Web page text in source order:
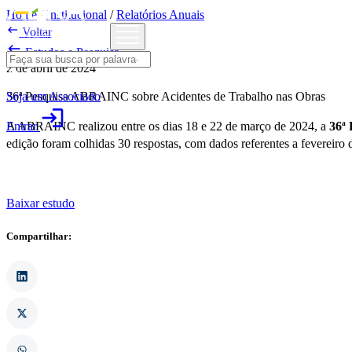
Seja um Associado
Entrarlogin
Home/Institucional /Relatórios Anuais
 Voltar
Estudos e Pesquisa
2 de abril de 2024
36ª Pesquisa ABRAINC sobre Acidentes de Trabalho nas Obras
A ABRAINC realizou entre os dias 18 e 22 de março de 2024, a 36ª
edição foram colhidas 30 respostas, com dados referentes a fevereiro
Baixar estudo
Compartilhar: